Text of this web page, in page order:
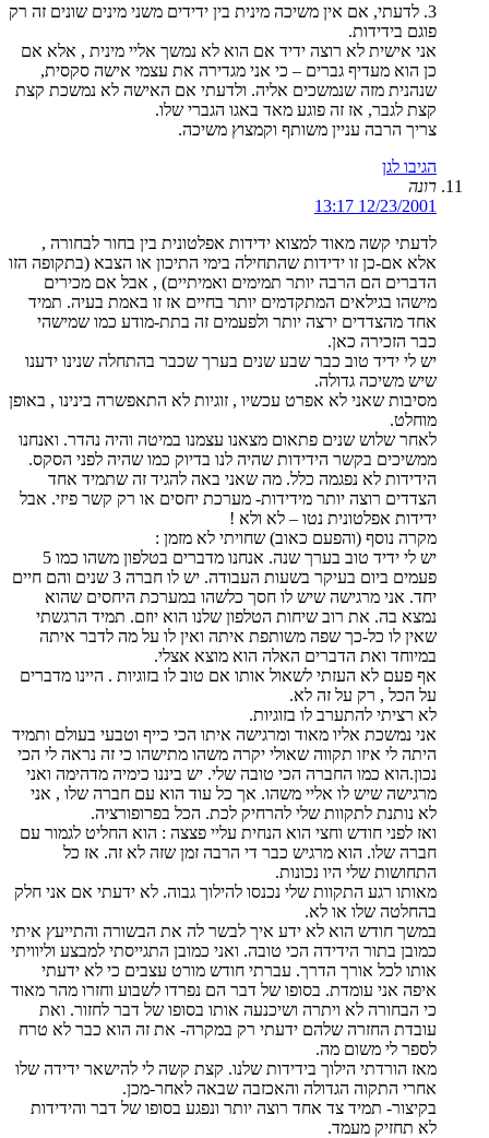
3. לדעתי, אם אין משיכה מינית בין ידידים משני מינים שונים זה רק
פוגם בידידות.
אני אישית לא רוצה ידיד אם הוא לא נמשך אליי מינית , אלא אם
כן הוא מעדיף גברים – כי אני מגדירה את עצמי אישה סקסית,
שנהנית מזה שנמשכים אליה. ולדעתי אם האישה לא נמשכת קצת
קצת לגבר, אז זה פוגע מאד באגו הגברי שלו.
צריך הרבה עניין משותף וקמצוץ משיכה.
הגיבו לגן
רונה
12/23/2001 13:17
לדעתי קשה מאוד למצוא ידידות אפלטונית בין בחור לבחורה ,
אלא אם-כן זו ידידות שהתחילה בימי התיכון או הצבא (בתקופה הזו
הדברים הם הרבה יותר תמימים ואמיתיים) , אבל אם מכירים
מישהו בגילאים המתקדמים יותר בחיים אז זו באמת בעיה. תמיד
אחד מהצדדים ירצה יותר ולפעמים זה בתת-מודע כמו שמישהי
כבר הזכירה כאן.
יש לי ידיד טוב כבר שבע שנים בערך שכבר בהתחלה שנינו ידענו
שיש משיכה גדולה.
מסיבות שאני לא אפרט עכשיו , זוגיות לא התאפשרה בינינו , באופן
מוחלט.
לאחר שלוש שנים פתאום מצאנו עצמנו במיטה והיה נהדר. ואנחנו
ממשיכים בקשר הידידות שהיה לנו בדיוק כמו שהיה לפני הסקס.
הידידות לא נפגמה כלל. מה שאני באה להגיד זה שתמיד אחד
הצדדים רוצה יותר מידידות- מערכת יחסים או רק קשר פיזי. אבל
ידידות אפלטונית נטו – לא ולא !
מקרה נוסף (והפעם כאוב) שחויתי לא מזמן :
יש לי ידיד טוב בערך שנה. אנחנו מדברים בטלפון משהו כמו 5
פעמים ביום בעיקר בשעות העבודה. יש לו חברה 3 שנים והם חיים
יחד. אני מרגישה שיש לו חסך כלשהו במערכת היחסים שהוא
נמצא בה. את רוב שיחות הטלפון שלנו הוא יוזם. תמיד הרגשתי
שאין לו כל-כך שפה משותפת איתה ואין לו על מה לדבר איתה
במיוחד ואת הדברים האלה הוא מוצא אצלי.
אף פעם לא העזתי לשאול אותו אם טוב לו בזוגיות . היינו מדברים
על הכל , רק על זה לא.
לא רציתי להתערב לו בזוגיות.
אני נמשכת אליו מאוד ומרגישה איתו הכי כייף וטבעי בעולם ותמיד
היתה לי איזו תקווה שאולי יקרה משהו מתישהו כי זה נראה לי הכי
נכון.הוא כמו החברה הכי טובה שלי. יש ביננו כימיה מדהימה ואני
מרגישה שיש לו אליי משהו. אך כל עוד הוא עם חברה שלו , אני
לא נותנת לתקוות שלי להרחיק לכת. הכל בפרופורציה.
ואז לפני חודש וחצי הוא הנחית עליי פצצה : הוא החליט לגמור עם
חברה שלו. הוא מרגיש כבר די הרבה זמן שזה לא זה. אז כל
התחושות שלי היו נכונות.
מאותו רגע התקוות שלי נכנסו להילוך גבוה. לא ידעתי אם אני חלק
בהחלטה שלו או לא.
במשך חודש הוא לא ידע איך לבשר לה את הבשורה והתייעץ איתי
כמובן בתור הידידה הכי טובה. ואני כמובן התגייסתי למבצע וליוויתי
אותו לכל אורך הדרך. עברתי חודש מורט עצבים כי לא ידעתי
איפה אני עומדת. בסופו של דבר הם נפרדו לשבוע וחזרו מהר מאוד
כי הבחורה לא ויתרה ושיכנעה אותו בסופו של דבר לחזור. ואת
עובדת החזרה שלהם ידעתי רק במקרה- את זה הוא כבר לא טרח
לספר לי משום מה.
מאז הורדתי הילוך בידידות שלנו. קצת קשה לי להישאר ידידה שלו
אחרי התקוה הגדולה והאכזבה שבאה לאחר-מכן.
בקיצור- תמיד צד אחד רוצה יותר ונפגע בסופו של דבר והידידות
לא תחזיק מעמד.